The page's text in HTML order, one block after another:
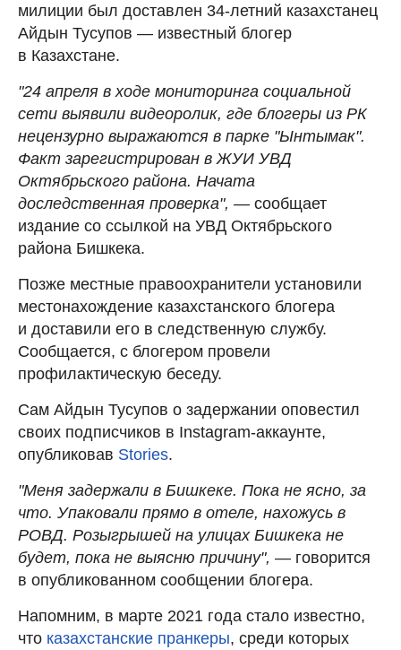
милиции был доставлен 34-летний казахстанец
Айдын Тусупов — известный блогер
в Казахстане.
"24 апреля в ходе мониторинга социальной
сети выявили видеоролик, где блогеры из РК
нецензурно выражаются в парке "Ынтымак".
Факт зарегистрирован в ЖУИ УВД
Октябрьского района. Начата
доследственная проверка", — сообщает
издание со ссылкой на УВД Октябрьского
района Бишкека.
Позже местные правоохранители установили
местонахождение казахстанского блогера
и доставили его в следственную службу.
Сообщается, с блогером провели
профилактическую беседу.
Сам Айдын Тусупов о задержании оповестил
своих подписчиков в Instagram-аккаунте,
опубликовав Stories.
"Меня задержали в Бишкеке. Пока не ясно, за
что. Упаковали прямо в отеле, нахожусь в
РОВД. Розыгрышей на улицах Бишкека не
будет, пока не выясню причину", — говорится
в опубликованном сообщении блогера.
Напомним, в марте 2021 года стало известно,
что казахстанские пранкеры, среди которых